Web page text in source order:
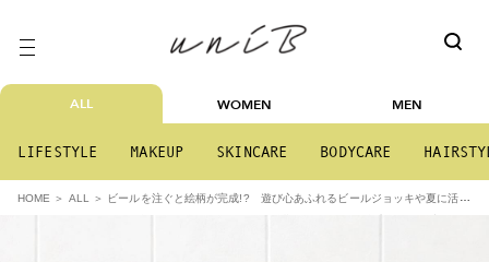
ALL WOMEN MEN
LIFESTYLE MAKEUP SKINCARE BODYCARE
HOME ALL
ビールを注ぐと絵柄が完成!? 遊び心あふれるビールジョッキや夏に活躍